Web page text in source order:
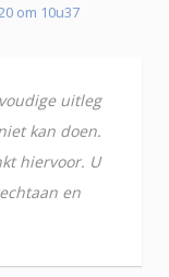
om 10u37
uitleg
kan doen.
hiervoor. U
en